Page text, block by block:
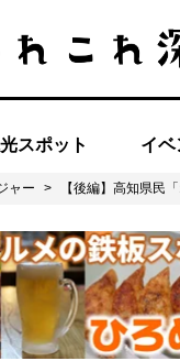
スポット イベ
ャー > 【後編】高知県民